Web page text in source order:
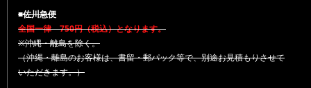
■佐川急便
全国一律 750円（税込）となります。
※沖縄・離島を除く。
（沖縄・離島のお客様は、書留・郵パック等で、別途お見積もりさせて
いただきます。）